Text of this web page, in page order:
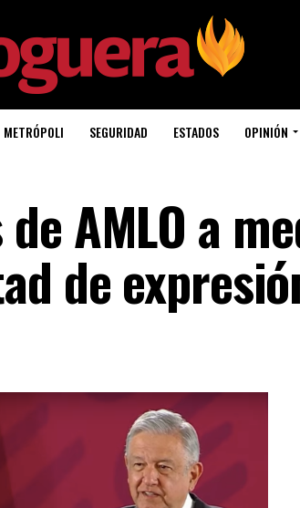
METRÓPOLI SEGURIDAD ESTADOS OPINIÓN
AMLO a
de